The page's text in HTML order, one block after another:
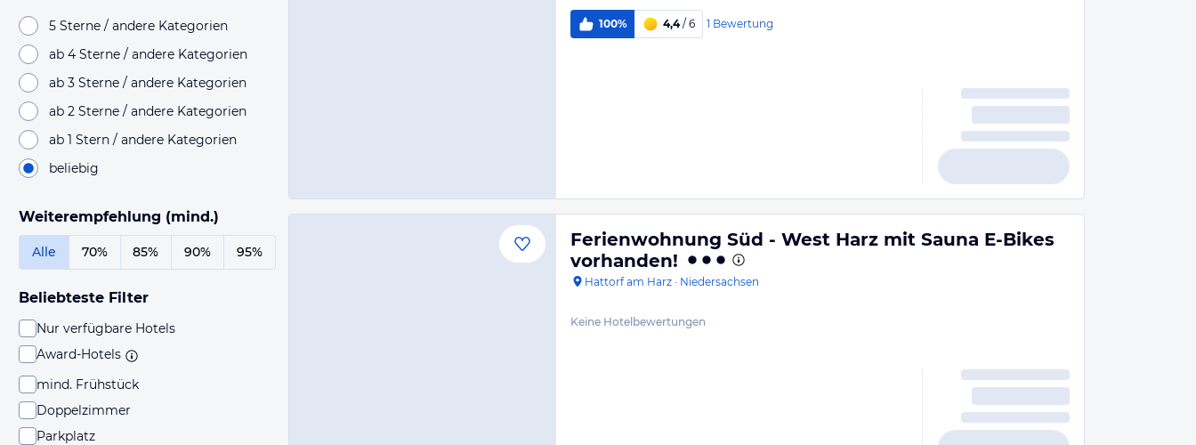
5 Sterne / andere Kategorien
ab 4 Sterne / andere Kategorien
ab 3 Sterne / andere Kategorien
ab 2 Sterne / andere Kategorien
ab 1 Stern / andere Kategorien
beliebig
Weiterempfehlung (mind.)
Alle 70% 85% 90% 95%
Beliebteste Filter
Nur verfügbare Hotels
Award-Hotels
mind. Frühstück
Doppelzimmer
Parkplatz
100% 4,4/ 6 1 Bewertung
Ferienwohnung Süd - West Harz mit Sauna E-Bikes
vorhanden!
Hattorf am Harz · Niedersachsen
Keine Hotelbewertungen